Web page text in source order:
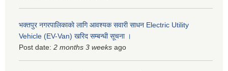
भक्तपुर नगरपालिकाकाे लागि आवश्यक सवारी साधन Electric Utility
Vehicle (EV-Van) खरिद सम्बन्धी सूचना ।
Post date: 2 months 3 weeks ago